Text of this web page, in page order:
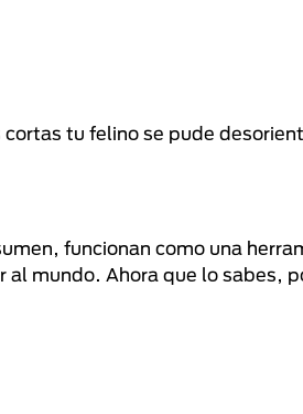
tu felino se pude
funcionan como una
mundo. Ahora que lo sabes,